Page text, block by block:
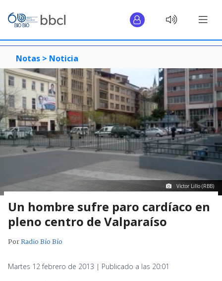
Notas > Noticia
Víctor Lillo (RBB)
Un hombre sufre paro cardíaco en
pleno centro de Valparaíso
PorRadio Bío Bío
Martes 12 febrero de 2013 | Publicado a las 20:01